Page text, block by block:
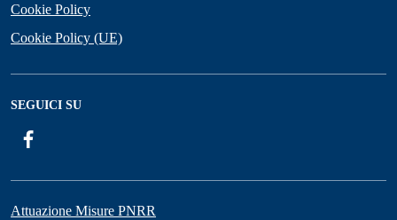
Cookie Policy
Cookie Policy (UE)
SEGUICI SU
Attuazione Misure PNRR